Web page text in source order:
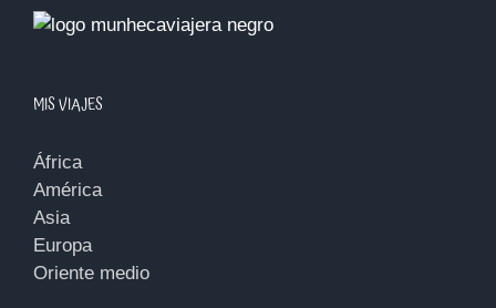
MIS VIAJES
África
América
Asia
Europa
Oriente medio